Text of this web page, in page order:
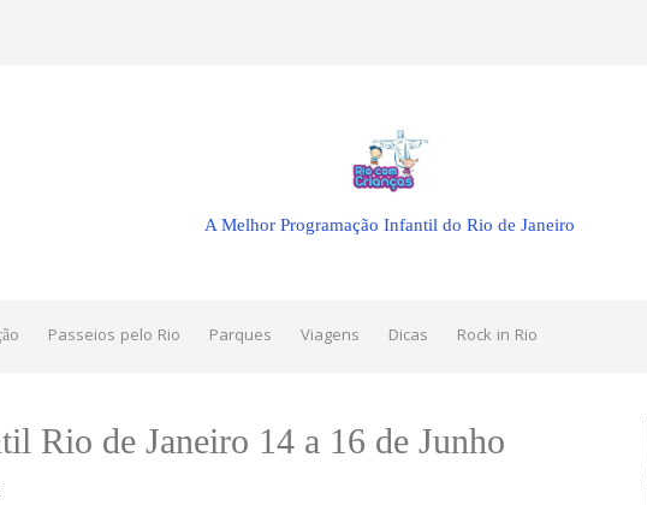
A Melhor Programação Infantil do Rio de Janeiro
Passeios pelo Rio Parques Viagens Dicas Rock in Rio
Rio de Janeiro 14 a 16 de Junho